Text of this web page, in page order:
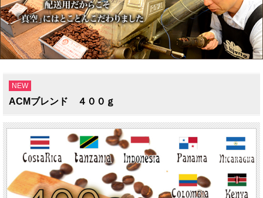
NEW
ACMブレンド ４００ｇ